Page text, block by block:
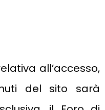
all’accesso,
del sito sarà